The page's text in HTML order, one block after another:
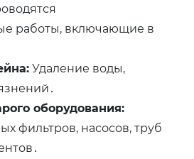
работы, включающие в
Удаление воды,
оборудования:
фильтров, насосов, труб